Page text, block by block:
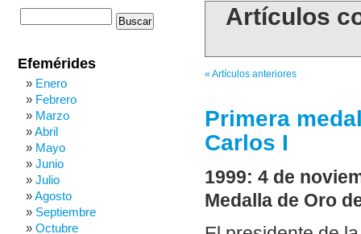
Artículos
« Artículos anteriores
Primera
Carlos I
1999: 4 de
Medalla de Oro
Efemérides
Enero
Febrero
Marzo
Abril
Mayo
Junio
Julio
Agosto
Septiembre
Octubre